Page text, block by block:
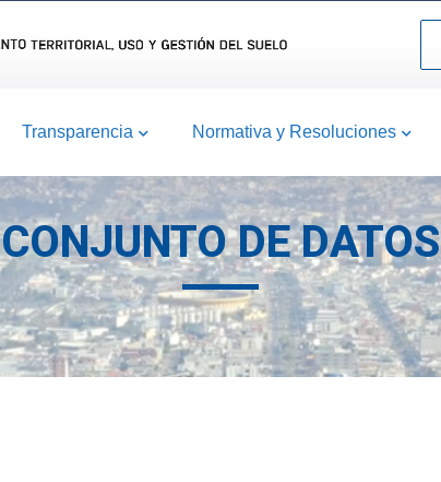
Transparencia Normativa y Resoluciones
CONJUNTO DE DATOS